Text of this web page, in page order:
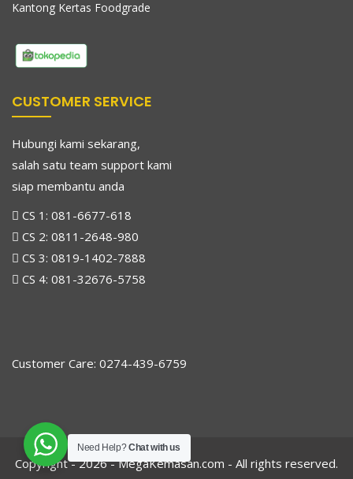
Kantong Kertas Foodgrade
CUSTOMER SERVICE
Hubungi kami sekarang,
salah satu team support kami
siap membantu anda
CS 1: 081-6677-618
CS 2: 0811-2648-980
CS 3: 0819-1402-7888
CS 4: 081-32676-5758
Customer Care: 0274-439-6759
Copyright - 2026 -MegaKemasan.com - All rights reserved.
Need Help?Chat with us